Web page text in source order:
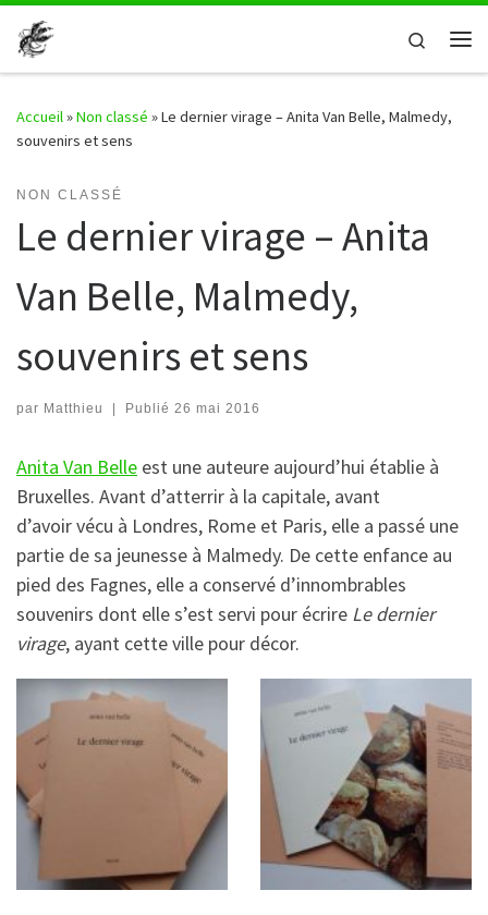
Passer au contenu
Search
Accueil»Non classé »Le dernier virage – Anita Van Belle, Malmedy,
souvenirs et sens
NON CLASSÉ
Le dernier virage – Anita
Van Belle, Malmedy,
souvenirs et sens
par Matthieu | Publié 26 mai 2016
Anita Van Belle est une auteure aujourd’hui établie à
Bruxelles. Avant d’atterrir à la capitale, avant
d’avoir vécu à Londres, Rome et Paris, elle a passé une
partie de sa jeunesse à Malmedy. De cette enfance au
pied des Fagnes, elle a conservé d’innombrables
souvenirs dont elle s’est servi pour écrire Le dernier
virage, ayant cette ville pour décor.